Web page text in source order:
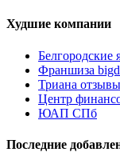
Худшие компании
Белгородские
Франшиза
Триана
Центр
ЮАП СПб
Последние